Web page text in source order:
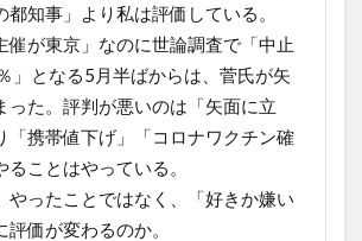
都知事」より私は評価している。
催が東京」なのに世論調査で「中止
」となる5月半ばからは、菅氏が矢
った。評判が悪いのは「矢面に立
「携帯値下げ」「コロナワクチン確
ことはやっている。
やったことではなく、「好きか嫌い
価が変わるのか。